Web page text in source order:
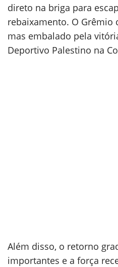
direto na briga para
rebaixamento. O Grêmio
mas embalado pela
Deportivo Palestino na
Além disso, o retorno
importantes e a força